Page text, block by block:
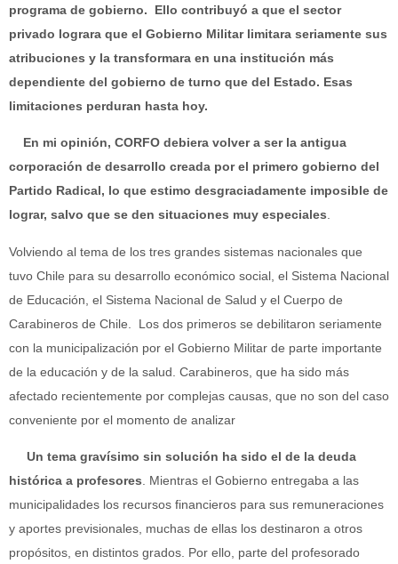
programa de gobierno.
Ello contribuyó a que el sector
privado lograra que el Gobierno Militar limitara seriamente sus
atribuciones y la transformara en una institución más
dependiente del gobierno de turno que del Estado. Esas
limitaciones perduran hasta hoy.
En mi opinión, CORFO debiera volver a ser la antigua
corporación de desarrollo creada por el primero gobierno del
Partido Radical, lo que estimo desgraciadamente imposible de
lograr, salvo que se den situaciones muy especiales.
Volviendo al tema de los tres grandes sistemas nacionales que
tuvo Chile para su desarrollo económico social, el Sistema Nacional
de Educación, el Sistema Nacional de Salud y el Cuerpo de
Carabineros de Chile. Los dos primeros se debilitaron seriamente
con la municipalización por el Gobierno Militar de parte importante
de la educación y de la salud. Carabineros, que ha sido más
afectado recientemente por complejas causas, que no son del caso
conveniente por el momento de analizar
Un tema gravísimo sin solución ha sido el de la deuda
histórica a profesores. Mientras el Gobierno entregaba a las
municipalidades los recursos financieros para sus remuneraciones
y aportes previsionales, muchas de ellas los destinaron a otros
propósitos, en distintos grados. Por ello, parte del profesorado